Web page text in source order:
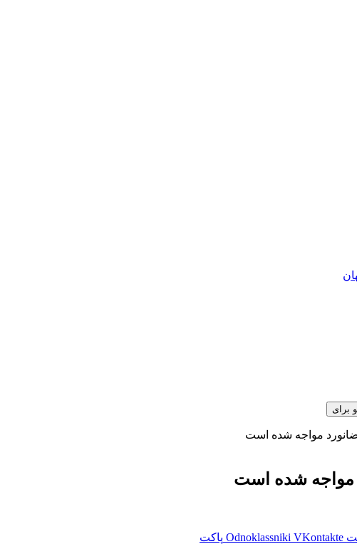
برای
مواجه شده است
مواجه شده است
‫VKontakte
‫Odnoklassniki پاکت